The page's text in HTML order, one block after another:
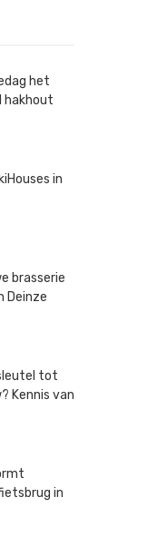
het
hakhout
in
brasserie
Deinze
tot
Kennis van
in